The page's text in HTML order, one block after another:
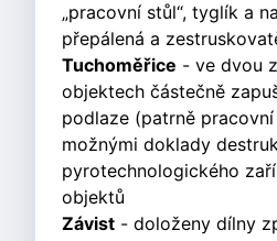
„pracovní stůl“, tyglík a
přepálená a
Tuchoměřice - ve dvou
objektech částečně
podlaze (patrně
možnými doklady
pyrotechnologického
objektů
Závist - doloženy dílny